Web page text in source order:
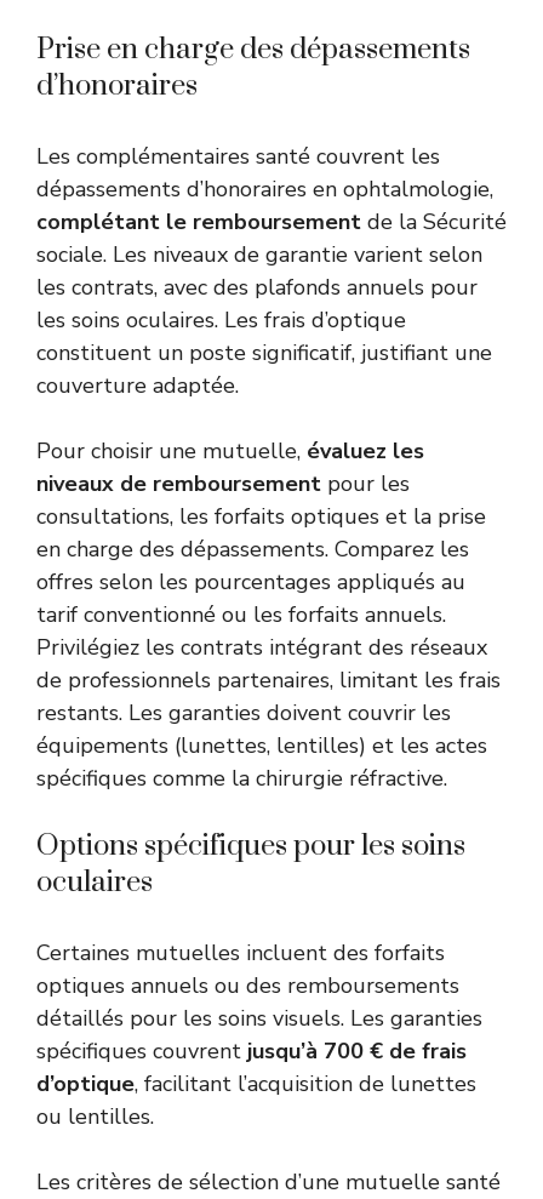
Prise en charge des dépassements
d’honoraires
Les complémentaires santé couvrent les
dépassements d’honoraires en ophtalmologie,
complétant le remboursement de la Sécurité
sociale. Les niveaux de garantie varient selon
les contrats, avec des plafonds annuels pour
les soins oculaires. Les frais d’optique
constituent un poste significatif, justifiant une
couverture adaptée.
Pour choisir une mutuelle, évaluez les
niveaux de remboursement pour les
consultations, les forfaits optiques et la prise
en charge des dépassements. Comparez les
offres selon les pourcentages appliqués au
tarif conventionné ou les forfaits annuels.
Privilégiez les contrats intégrant des réseaux
de professionnels partenaires, limitant les frais
restants. Les garanties doivent couvrir les
équipements (lunettes, lentilles) et les actes
spécifiques comme la chirurgie réfractive.
Options spécifiques pour les soins
oculaires
Certaines mutuelles incluent des forfaits
optiques annuels ou des remboursements
détaillés pour les soins visuels. Les garanties
spécifiques couvrent jusqu’à 700 € de frais
d’optique, facilitant l’acquisition de lunettes
ou lentilles.
Les critères de sélection d’une mutuelle santé